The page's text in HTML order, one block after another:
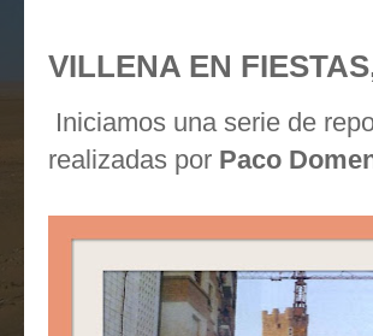
VILLENA EN
Iniciamos una serie de
realizadas por Paco